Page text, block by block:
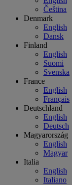
Čeština
Denmark
English
Dansk
Finland
English
Suomi
Svenska
France
English
Français
Deutschland
English
Deutsch
Magyarország
English
Magyar
Italia
English
Italiano